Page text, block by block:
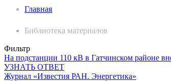
Главная
Библиотека материалов
Фильтр
На подстанции 110 кВ в Гатчинском районе
УЗНАТЬ ОТВЕТ
Журнал «Известия РАН. Энергетика»